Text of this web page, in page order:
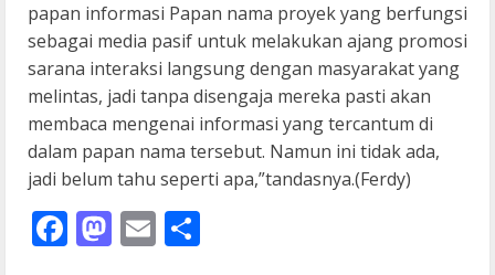
papan informasi Papan nama proyek yang berfungsi
sebagai media pasif untuk melakukan ajang promosi
sarana interaksi langsung dengan masyarakat yang
melintas, jadi tanpa disengaja mereka pasti akan
membaca mengenai informasi yang tercantum di
dalam papan nama tersebut. Namun ini tidak ada,
jadi belum tahu seperti apa,”tandasnya.(Ferdy)
Facebook
Mastodon
Email